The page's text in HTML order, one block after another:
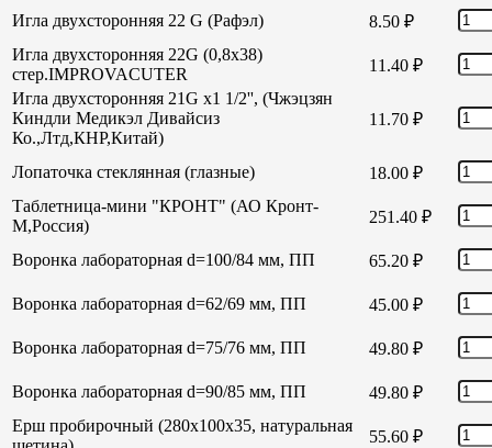
Игла двухсторонняя 22 G (Рафэл) 8.50 ₽
Игла двухсторонняя 22G (0,8х38)
стер.IMPROVACUTER
11.40 ₽
Игла двухсторонняя 21G х1 1/2'', (Чжэцзян
Киндли Медикэл Дивайсиз
Ко.,Лтд,КНР,Китай)
11.70 ₽
Лопаточка стеклянная (глазные) 18.00 ₽
Таблетница-мини "КРОНТ" (АО Кронт-
М,Россия)
251.40 ₽
Воронка лабораторная d=100/84 мм, ПП 65.20 ₽
Воронка лабораторная d=62/69 мм, ПП 45.00 ₽
Воронка лабораторная d=75/76 мм, ПП 49.80 ₽
Воронка лабораторная d=90/85 мм, ПП 49.80 ₽
Ерш пробирочный (280х100х35, натуральная
55.60 ₽